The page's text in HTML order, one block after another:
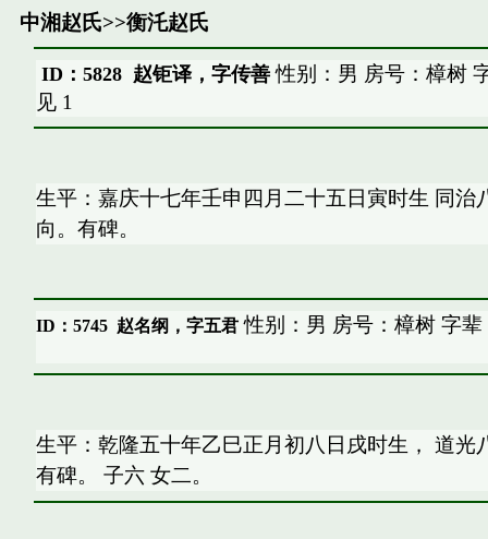
中湘赵氏>>衡汑赵氏
ID：5828 赵钜译，字传善性别：男 房号：樟树
见 1
生平：嘉庆十七年壬申四月二十五日寅时生 同
向。有碑。
ID：5745 赵名纲，字五君性别：男 房号：樟树 字辈
生平：乾隆五十年乙巳正月初八日戌时生， 道
有碑。 子六 女二。